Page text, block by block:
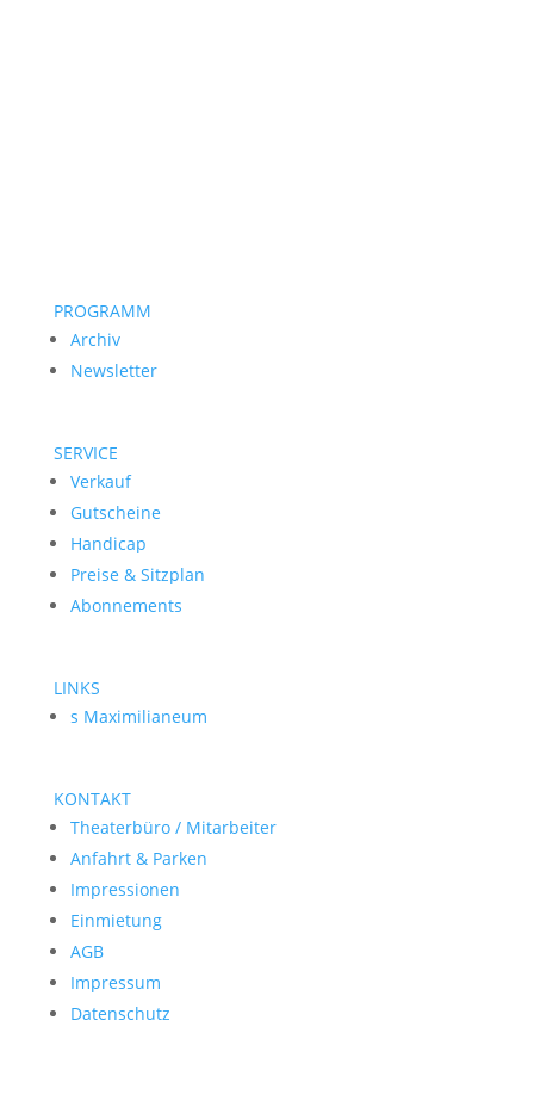
PROGRAMM
Archiv
Newsletter
SERVICE
Verkauf
Gutscheine
Handicap
Preise & Sitzplan
Abonnements
LINKS
s Maximilianeum
KONTAKT
Theaterbüro / Mitarbeiter
Anfahrt & Parken
Impressionen
Einmietung
AGB
Impressum
Datenschutz